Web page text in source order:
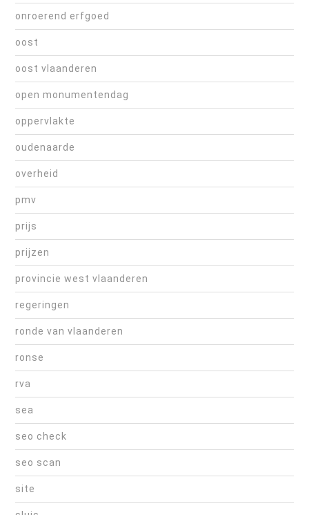
onroerend erfgoed
oost
oost vlaanderen
open monumentendag
oppervlakte
oudenaarde
overheid
pmv
prijs
prijzen
provincie west vlaanderen
regeringen
ronde van vlaanderen
ronse
rva
sea
seo check
seo scan
site